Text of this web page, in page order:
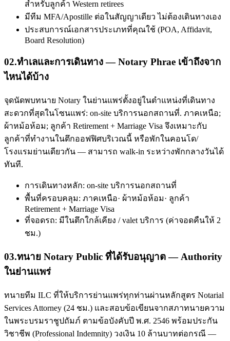
สำหรับลูกค้า Western retirees
มีทีม MFA/Apostille ต่อในสัญญาเดียว ไม่ต้องเดินทางเอง
ประสบการณ์เอกสารประเภทที่คุณใช้ (POA, Affidavit,
Board Resolution)
02.ทำเลและการเดินทาง — Notary Phrae เข้าถึงจาก
ไหนได้บ้าง
จุดนัดพบทนาย Notary ในย่านแพร่ตั้งอยู่ในตำแหน่งที่เดินทาง
สะดวกที่สุดในโซนแพร่: on-site บริการนอกสถานที่. ภาคเหนือ;
ผ้าหม้อห้อม; ลูกค้า Retirement + Marriage Visa จึงเหมาะกับ
ลูกค้าที่ทำงานในตึกออฟฟิศบริเวณนี้ หรือพักในคอนโด/
โรงแรมย่านเดียวกัน — สามารถ walk-in ระหว่างพักกลางวันได้
ทันที.
การเดินทางหลัก: on-site บริการนอกสถานที่
พื้นที่ครอบคลุม: ภาคเหนือ· ผ้าหม้อห้อม· ลูกค้า
Retirement + Marriage Visa
ที่จอดรถ: มีในตึกใกล้เคียง / valet บริการ (ค่าจอดคืนให้ 2
ชม.)
03.ทนาย Notary Public ที่ได้รับอนุญาต — Authority
ในย่านแพร่
ทนายทีม ILC ที่ให้บริการย่านแพร่ทุกท่านผ่านหลักสูตร Notarial
Services Attorney (24 ชม.) และสอบข้อเขียนจากสภาทนายความ
ในพระบรมราชูปถัมภ์ ตามข้อบังคับปี พ.ศ. 2546 พร้อมประกัน
วิชาชีพ (Professional Indemnity) วงเงิน 10 ล้านบาทต่อกรณี —